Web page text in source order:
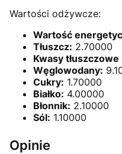
Wartości odżywcze:
Wartość
Tłuszcz: 2.70000
Kwasy
Węglowodany:
Cukry: 1.70000
Białko: 4.00000
Błonnik: 2.10000
Sól: 1.10000
Opinie